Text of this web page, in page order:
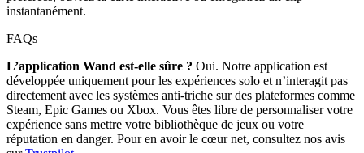
instantanément.
FAQs
L’application Wand est-elle sûre ? Oui. Notre application est
développée uniquement pour les expériences solo et n’interagit pas
directement avec les systèmes anti-triche sur des plateformes comme
Steam, Epic Games ou Xbox. Vous êtes libre de personnaliser votre
expérience sans mettre votre bibliothèque de jeux ou votre
réputation en danger. Pour en avoir le cœur net, consultez nos avis